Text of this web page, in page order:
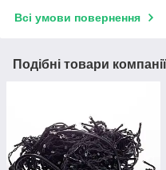
Всі умови повернення
Подібні товари компанії